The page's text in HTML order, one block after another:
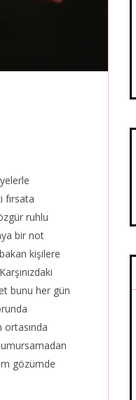
fırsata
ruhlu
bir not
kişilere
bunu her gün
ortasında
gözümde